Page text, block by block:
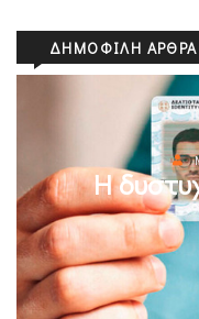
ΔΗΜΟΦΙΛΉ ΆΡΘΡΑ
Η